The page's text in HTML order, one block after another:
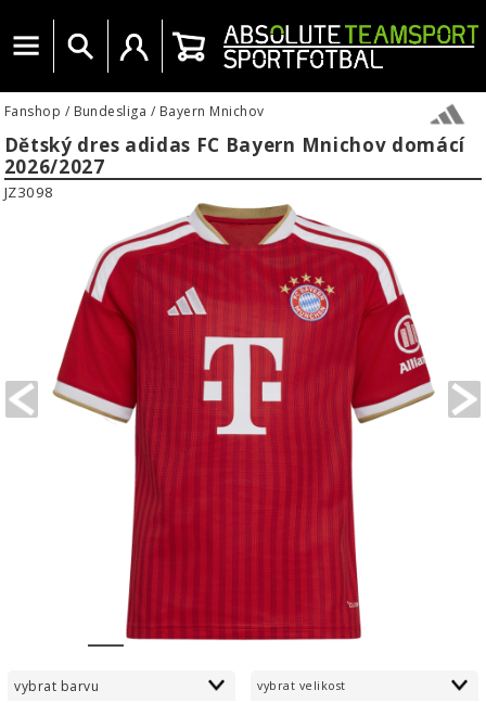
Menu Vyhledat Uživatelský účet
Košík
Fanshop / Bundesliga / Bayern Mnichov
Dětský dres adidas FC Bayern Mnichov domácí
2026/2027
PREVIOUS
4 5 8
JZ3098
vybrat barvu vybrat velikost